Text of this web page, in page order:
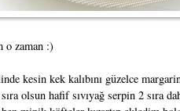
o zaman :)
kesin kek kalıbını güzelce
olsun hafif sıvıyağ serpin 2 sıra